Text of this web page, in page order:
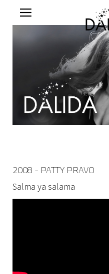
2008 - PATTY PRAVO
Salma ya salama